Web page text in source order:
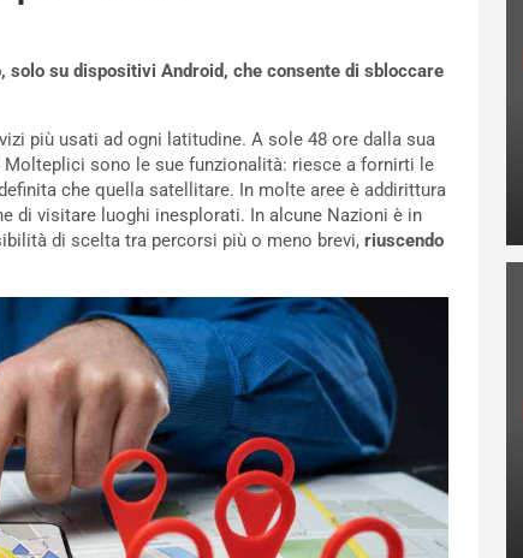
solo su dispositivi Android, che consente di sbloccare
più usati ad ogni latitudine. A sole 48 ore dalla sua
sono le sue funzionalità: riesce a fornirti le
che quella satellitare. In molte aree è addirittura
di visitare luoghi inesplorati. In alcune Nazioni è in
di scelta tra percorsi più o meno brevi, riuscendo